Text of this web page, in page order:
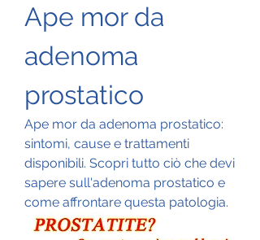
Ape mor da
adenoma
prostatico
Ape mor da adenoma prostatico:
sintomi, cause e trattamenti
disponibili. Scopri tutto ciò che devi
sapere sull'adenoma prostatico e
come affrontare questa patologia.